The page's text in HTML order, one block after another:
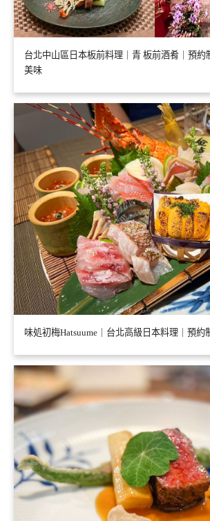
台北中山區日本板前料理｜青 板前酒肴｜預約
美味
味処初梅Hatsuume｜台北高級日本料理｜預約